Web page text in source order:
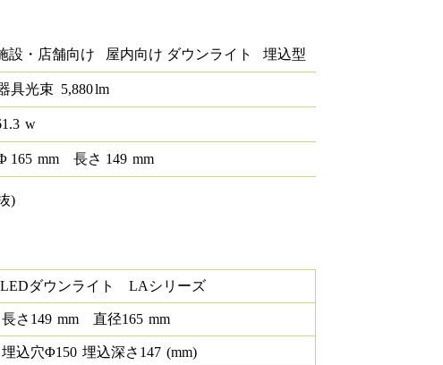
設・店舗向け 屋内向け ダウンライト 埋込型
具光束 5,880lm
w
165 mm 長さ 149 mm
)
LEDダウンライト LAシリーズ
長さ 149 mm 直径165 mm
埋込穴Φ150 埋込深さ 147 (mm)